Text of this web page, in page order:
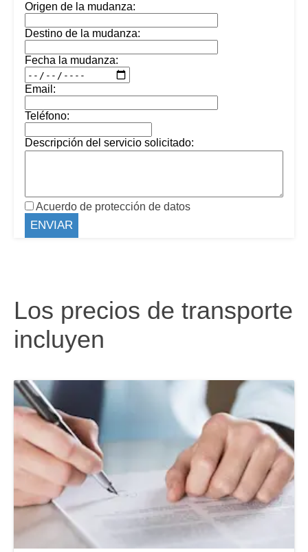
Origen de la mudanza:
Destino de la mudanza:
Fecha la mudanza:
Email:
Teléfono:
Descripción del servicio solicitado:
Acuerdo de protección de datos
Los precios de transporte
incluyen